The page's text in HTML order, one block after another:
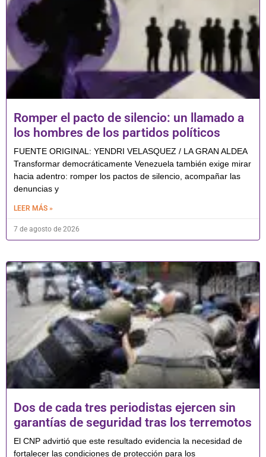
Romper el pacto de silencio: un llamado a
los hombres de los partidos políticos
FUENTE ORIGINAL: YENDRI VELASQUEZ / LA GRAN ALDEA
Transformar democráticamente Venezuela también exige mirar
hacia adentro: romper los pactos de silencio, acompañar las
denuncias y
LEER MÁS »
7 de agosto de 2026
Dos de cada tres periodistas ejercen sin
garantías de seguridad tras los terremotos
El CNP advirtió que este resultado evidencia la necesidad de
fortalecer las condiciones de protección para los